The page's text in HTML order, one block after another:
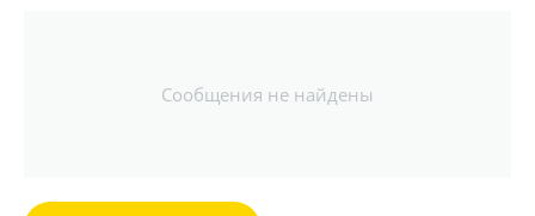
Сообщения не найдены